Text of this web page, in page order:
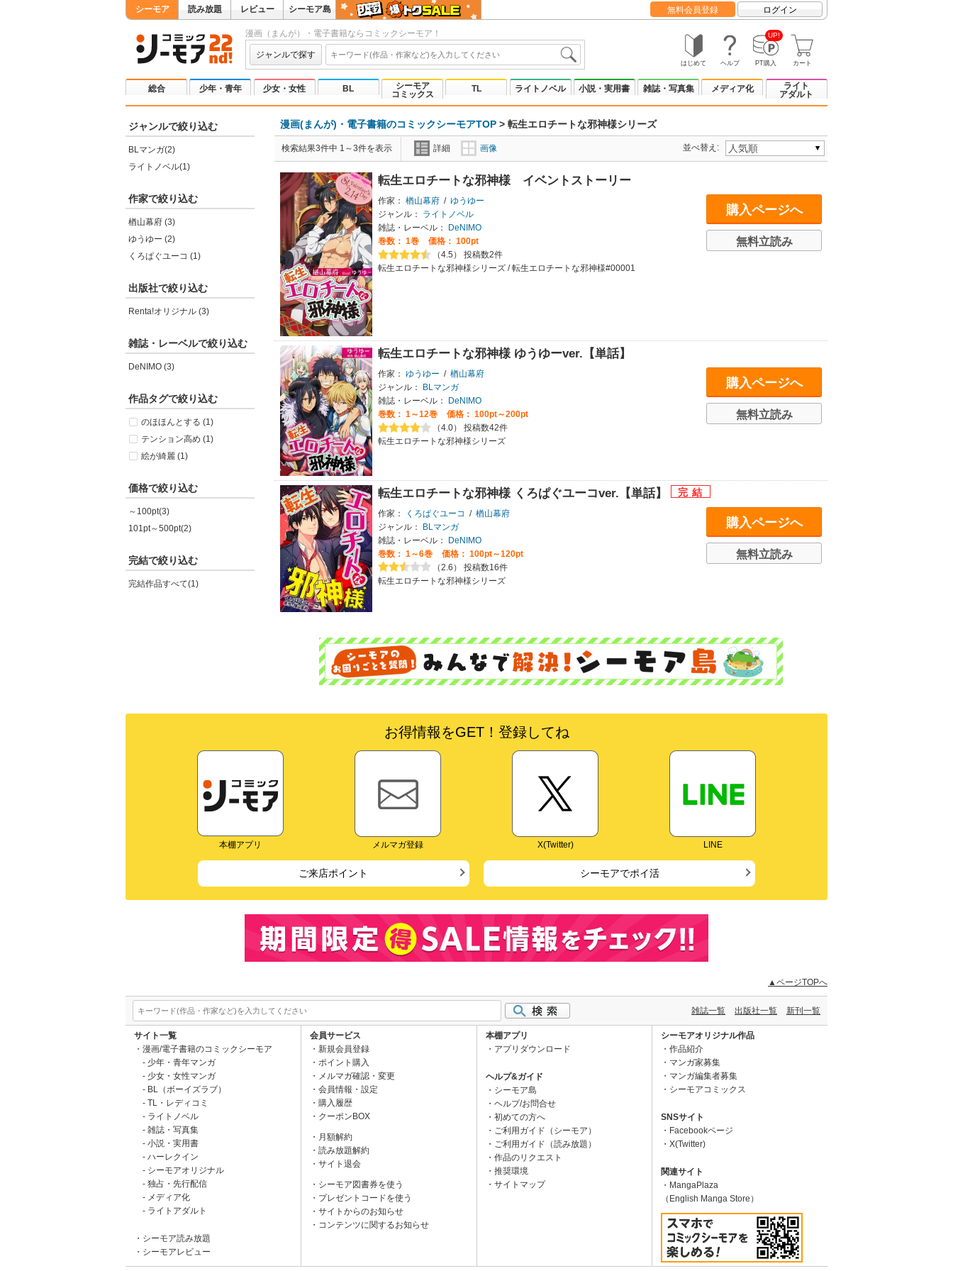
シーモア 読み放題 レビュー シーモア島 無料会員登録 ログイン
漫画（まんが）・電子書籍ならコミックシーモア！
ジャンルで探す
はじめて ヘルプ
UP!
PT購入 カート
総合 少年・青年 少女・女性 BL
シーモア
コミックス
TL ライトノベル 小説・実用書 雑誌・写真集 メディア化
ライト
アダルト
ジャンルで絞り込む
BLマンガ(2)
ライトノベル(1)
作家で絞り込む
楢山幕府 (3)
ゆうゆー (2)
くろぱぐユーコ (1)
出版社で絞り込む
Renta!オリジナル (3)
雑誌・レーベルで絞り込む
DeNIMO (3)
作品タグで絞り込む
のほほんとする (1)
テンション高め (1)
絵が綺麗 (1)
価格で絞り込む
～100pt(3)
101pt～500pt(2)
完結で絞り込む
完結作品すべて(1)
漫画(まんが)・電子書籍のコミックシーモアTOP > 転生エロチートな邪神様シリーズ
検索結果3件中 1～3件を表示 詳細 画像 並べ替え:
転生エロチートな邪神様 イベントストーリー
作家： 楢山幕府 / ゆうゆー
ジャンル：
ライトノベル
雑誌・レーベル：
DeNIMO
巻数： 1巻
価格： 100pt
（4.5） 投稿数2件
転生エロチートな邪神様シリーズ / 転生エロチートな邪神様#00001
購入ページへ
無料立読み
転生エロチートな邪神様 ゆうゆーver.【単話】
作家： ゆうゆー / 楢山幕府
ジャンル：
BLマンガ
雑誌・レーベル：
DeNIMO
巻数： 1～12巻
価格： 100pt～200pt
（4.0） 投稿数42件
転生エロチートな邪神様シリーズ
購入ページへ
無料立読み
転生エロチートな邪神様 くろぱぐユーコver.【単話】
作家： くろぱぐユーコ / 楢山幕府
ジャンル：
BLマンガ
雑誌・レーベル：
DeNIMO
巻数： 1～6巻
価格： 100pt～120pt
（2.6） 投稿数16件
転生エロチートな邪神様シリーズ
購入ページへ
無料立読み
お得情報をGET！登録してね
本棚アプリ メルマガ登録 X(Twitter) LINE
ご来店ポイント シーモアでポイ活
▲ページTOPへ
雑誌一覧 出版社一覧 新刊一覧
サイト一覧
漫画/電子書籍のコミックシーモア
少年・青年マンガ
少女・女性マンガ
BL（ボーイズラブ）
TL・レディコミ
ライトノベル
雑誌・写真集
小説・実用書
ハーレクイン
シーモアオリジナル
独占・先行配信
メディア化
ライトアダルト
シーモア読み放題
シーモアレビュー
会員サービス
新規会員登録
ポイント購入
メルマガ確認・変更
会員情報・設定
購入履歴
クーポンBOX
月額解約
読み放題解約
サイト退会
シーモア図書券を使う
プレゼントコードを使う
サイトからのお知らせ
コンテンツに関するお知らせ
本棚アプリ
アプリダウンロード
ヘルプ&ガイド
シーモア島
ヘルプ/お問合せ
初めての方へ
ご利用ガイド（シーモア）
ご利用ガイド（読み放題）
作品のリクエスト
推奨環境
サイトマップ
シーモアオリジナル作品
作品紹介
マンガ家募集
マンガ編集者募集
シーモアコミックス
SNSサイト
Facebookページ
X(Twitter)
関連サイト
MangaPlaza
（English Manga Store）